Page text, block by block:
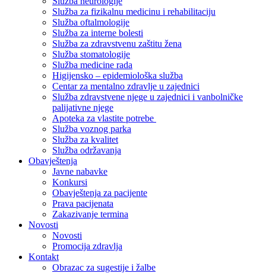
Služba za fizikalnu medicinu i rehabilitaciju
Služba oftalmologije
Služba za interne bolesti
Služba za zdravstvenu zaštitu žena
Služba stomatologije
Služba medicine rada
Higijensko – epidemiološka služba
Centar za mentalno zdravlje u zajednici
Služba zdravstvene njege u zajednici i vanbolničke
palijativne njege
Apoteka za vlastite potrebe
Služba voznog parka
Služba za kvalitet
Služba održavanja
Obavještenja
Javne nabavke
Konkursi
Obavještenja za pacijente
Prava pacijenata
Zakazivanje termina
Novosti
Novosti
Promocija zdravlja
Kontakt
Obrazac za sugestije i žalbe